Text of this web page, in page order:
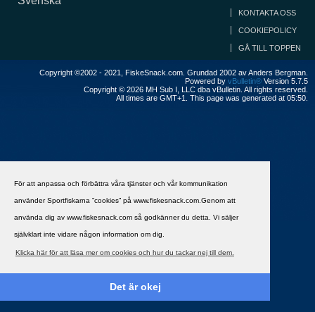
För att anpassa och förbättra våra tjänster och vår kommunikation
använder Sportfiskarna ”cookies” på www.fiskesnack.com.Genom att
använda dig av www.fiskesnack.com så godkänner du detta. Vi säljer
självklart inte vidare någon information om dig.
Klicka här för att läsa mer om cookies och hur du tackar nej till dem.
Det är okej
KONTAKTA OSS
COOKIEPOLICY
GÅ TILL TOPPEN
Copyright ©2002 - 2021, FiskeSnack.com. Grundad 2002 av Anders Bergman.
Powered by vBulletin® Version 5.7.5
Copyright © 2026 MH Sub I, LLC dba vBulletin. All rights reserved.
All times are GMT+1. This page was generated at 05:50.